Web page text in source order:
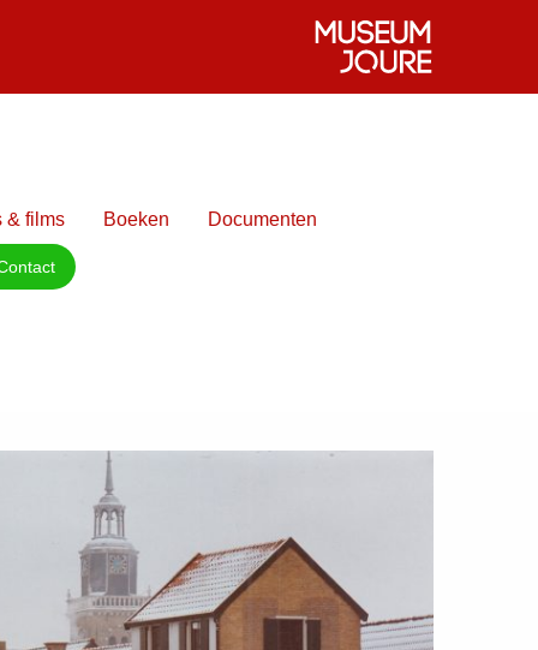
& films Boeken Documenten